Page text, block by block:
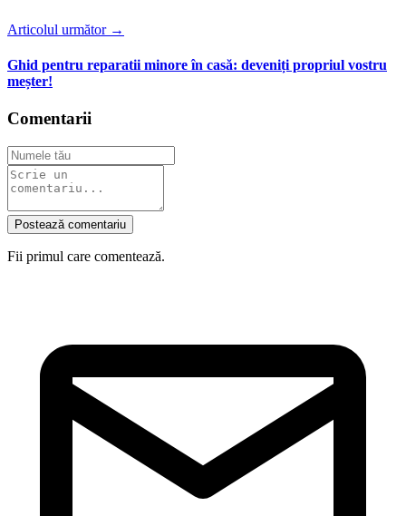
Articolul următor →
Ghid pentru reparatii minore în casă: deveniți propriul vostru
meșter!
Comentarii
Postează comentariu
Fii primul care comentează.